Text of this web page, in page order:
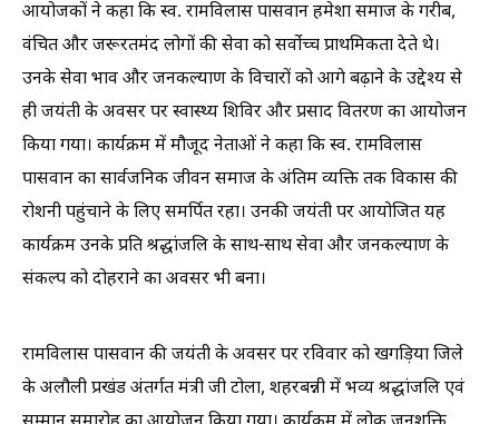
आयोजकों ने कहा कि स्व. रामविलास पासवान हमेशा समाज के गरीब,
वंचित और जरूरतमंद लोगों की सेवा को सर्वोच्च प्राथमिकता देते थे।
उनके सेवा भाव और जनकल्याण के विचारों को आगे बढ़ाने के उद्देश्य से
ही जयंती के अवसर पर स्वास्थ्य शिविर और प्रसाद वितरण का आयोजन
किया गया। कार्यक्रम में मौजूद नेताओं ने कहा कि स्व. रामविलास
पासवान का सार्वजनिक जीवन समाज के अंतिम व्यक्ति तक विकास की
रोशनी पहुंचाने के लिए समर्पित रहा। उनकी जयंती पर आयोजित यह
कार्यक्रम उनके प्रति श्रद्धांजलि के साथ-साथ सेवा और जनकल्याण के
संकल्प को दोहराने का अवसर भी बना।
रामविलास पासवान की जयंती के अवसर पर रविवार को खगड़िया जिले
के अलौली प्रखंड अंतर्गत मंत्री जी टोला, शहरबन्नी में भव्य श्रद्धांजलि एवं